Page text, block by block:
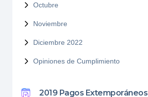
Octubre
Noviembre
Diciembre 2022
Opiniones de Cumplimiento
2019 Pagos Extemporáneos